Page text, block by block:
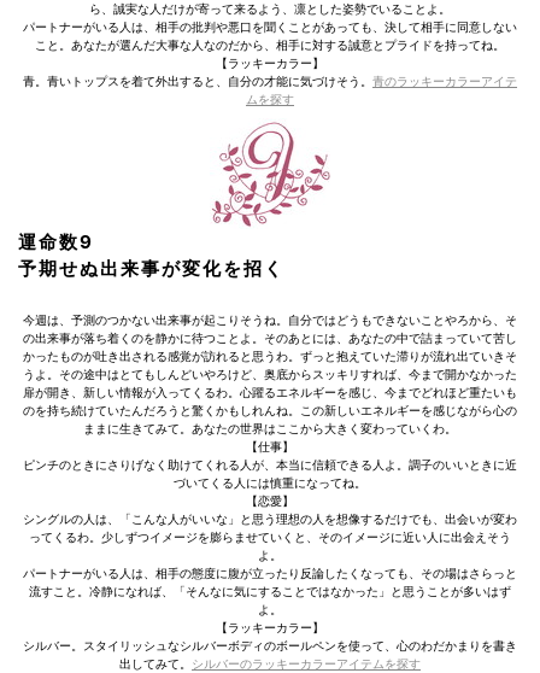
ら、誠実な人だけが寄って来るよう、凛とした姿勢でいることよ。
パートナーがいる人は、相手の批判や悪口を聞くことがあっても、決して相手に同意しない
こと。あなたが選んだ大事な人なのだから、相手に対する誠意とプライドを持ってね。
【ラッキーカラー】
青。青いトップスを着て外出すると、自分の才能に気づけそう。 青のラッキーカラーアイテ
ムを探す
運命数9
予期せぬ出来事が変化を招く
今週は、予測のつかない出来事が起こりそうね。自分ではどうもできないことやろから、そ
の出来事が落ち着くのを静かに待つことよ。そのあとには、あなたの中で詰まっていて苦し
かったものが吐き出される感覚が訪れると思うわ。ずっと抱えていた滞りが流れ出ていきそ
うよ。その途中はとてもしんどいやろけど、奥底からスッキリすれば、今まで開かなかった
扉が開き、新しい情報が入ってくるわ。心躍るエネルギーを感じ、今までどれほど重たいも
のを持ち続けていたんだろうと驚くかもしれんね。この新しいエネルギーを感じながら心の
ままに生きてみて。あなたの世界はここから大きく変わっていくわ。
【仕事】
ピンチのときにさりげなく助けてくれる人が、本当に信頼できる人よ。調子のいいときに近
づいてくる人には慎重になってね。
【恋愛】
シングルの人は、「こんな人がいいな」と思う理想の人を想像するだけでも、出会いが変わ
ってくるわ。少しずつイメージを膨らませていくと、そのイメージに近い人に出会えそう
よ。
パートナーがいる人は、相手の態度に腹が立ったり反論したくなっても、その場はさらっと
流すこと。冷静になれば、「そんなに気にすることではなかった」と思うことが多いはず
よ。
【ラッキーカラー】
シルバー。スタイリッシュなシルバーボディのボールペンを使って、心のわだかまりを書き
出してみて。 シルバーのラッキーカラーアイテムを探す